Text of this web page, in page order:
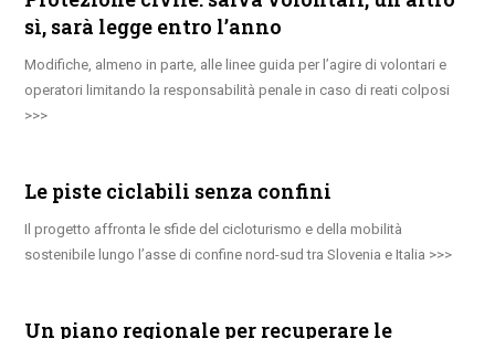
sì, sarà legge entro l’anno
Modifiche, almeno in parte, alle linee guida per l’agire di volontari e
operatori limitando la responsabilità penale in caso di reati colposi
Le piste ciclabili senza confini
Il progetto affronta le sfide del cicloturismo e della mobilità
sostenibile lungo l’asse di confine nord-sud tra Slovenia e Italia
Un piano regionale per recuperare le